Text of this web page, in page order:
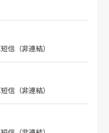
信（非連結）
信（非連結）